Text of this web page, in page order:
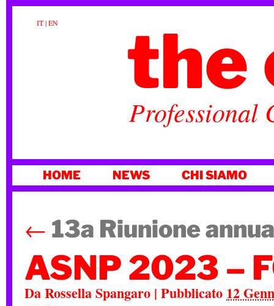
IT|EN the
Professional
AL
HOME NEWS CHI SIAMO
← 13a Riunione
ASNP 2023 –
DaRossella Spangaro | Pubblicato 12